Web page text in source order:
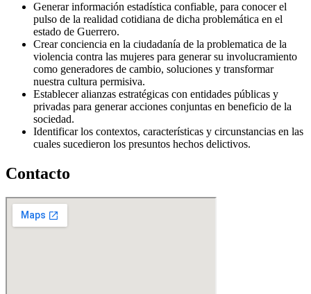
Generar información estadística confiable, para conocer el
pulso de la realidad cotidiana de dicha problemática en el
estado de Guerrero.
Crear conciencia en la ciudadanía de la problematica de la
violencia contra las mujeres para generar su involucramiento
como generadores de cambio, soluciones y transformar
nuestra cultura permisiva.
Establecer alianzas estratégicas con entidades públicas y
privadas para generar acciones conjuntas en beneficio de la
sociedad.
Identificar los contextos, características y circunstancias en las
cuales sucedieron los presuntos hechos delictivos.
Contacto